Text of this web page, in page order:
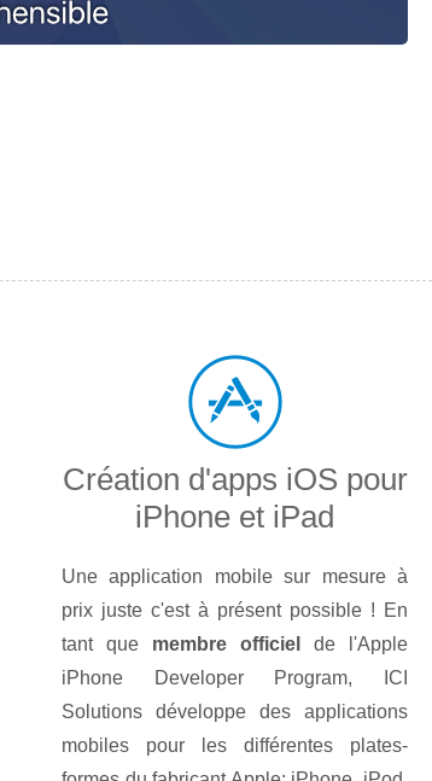
Création d'apps iOS pour
iPhone et iPad
Une application mobile sur mesure à
prix juste c'est à présent possible ! En
tant que membre officiel
de l'Apple
iPhone Developer Program, ICI
Solutions développe des applications
mobiles pour les différentes plates-